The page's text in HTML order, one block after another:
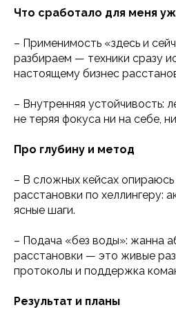
Что сработало для меня
– Применимость «здесь и
разбираем — техники сразу
настоящему бизнес
– Внутренняя устойчивость:
не теряя фокуса ни на себе,
Про глубину и метод
– В сложных кейсах опираюсь
расстановки по хеллингеру:
ясные шаги.
– Подача «без воды»: жанна
расстановки — это живые
протоколы и поддержка
Результат и планы